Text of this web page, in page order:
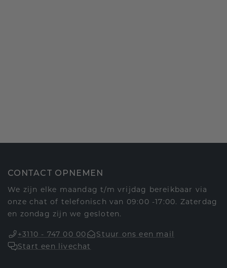
CONTACT OPNEMEN
We zijn elke maandag t/m vrijdag bereikbaar via
onze chat of telefonisch van 09:00 -17:00. Zaterdag
en zondag zijn we gesloten.
+3110 - 747 00 00
Stuur ons een mail
Start een livechat